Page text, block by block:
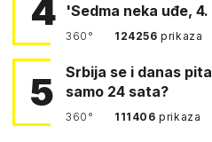
4 'Sedma neka uđe,
360° 124256prikaza
5
Srbija se i danas
samo 24 sata?
360° 111406prikaza